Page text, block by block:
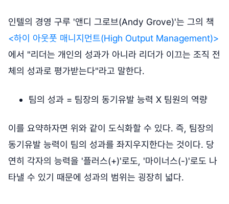
인텔의 경영 구루 '앤디 그로브(Andy Grove)'는 그의 책
<하이 아웃풋 매니지먼트(High Output Management)>
에서 "리더는 개인의 성과가 아니라 리더가 이끄는 조직 전
체의 성과로 평가받는다"라고 말한다.
팀의 성과 = 팀장의 동기유발 능력 X 팀원의 역량
이를 요약하자면 위와 같이 도식화할 수 있다. 즉, 팀장의
동기유발 능력이 팀의 성과를 좌지우지한다는 것이다. 당
연히 각자의 능력을 '플러스(+)'로도, '마이너스(-)'로도 나
타낼 수 있기 때문에 성과의 범위는 굉장히 넓다.